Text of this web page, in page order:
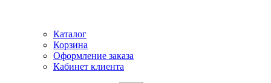
Каталог
Корзина
Оформление заказа
Кабинет клиента